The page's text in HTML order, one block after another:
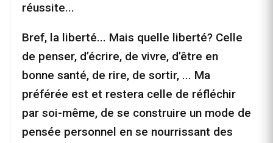
réussite...
Bref, la liberté... Mais quelle liberté? Celle
de penser, d’écrire, de vivre, d’être en
bonne santé, de rire, de sortir, ... Ma
préférée est et restera celle de réfléchir
par soi-même, de se construire un mode de
pensée personnel en se nourrissant des